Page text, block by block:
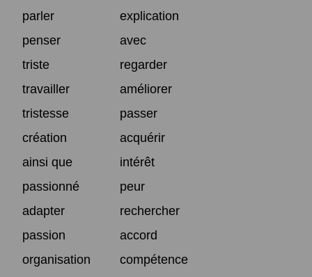
parler
explication
penser
avec
triste
regarder
travailler
améliorer
tristesse
passer
création
acquérir
ainsi que
intérêt
passionné
peur
adapter
rechercher
passion
accord
organisation
compétence